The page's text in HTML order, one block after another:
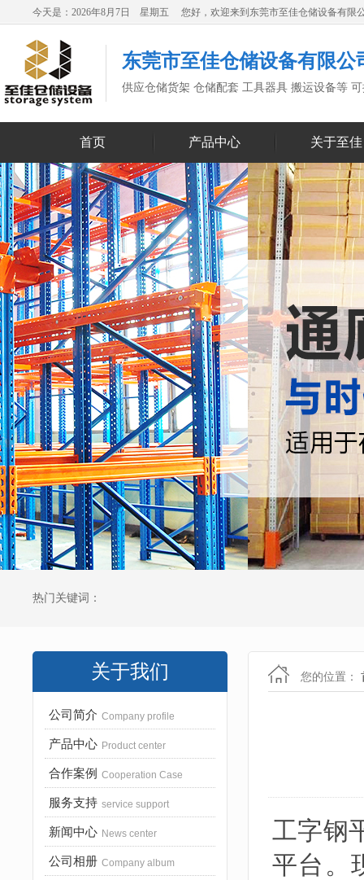
今天是：2026年8月7日 星期五 您好，欢迎来到东莞市至佳仓储设备有限
东莞市至佳仓储设备有限公
供应仓储货架 仓储配套 工具器具 搬运设备等
首页 产品中心 关于至佳
热门关键词：
关于我们
公司简介 Company profile
产品中心 Product center
合作案例 Cooperation Case
服务支持 service support
新闻中心 News center
公司相册 Company album
您的位置：
工字钢
平台。